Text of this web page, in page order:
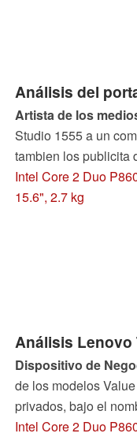
Análisis del
Artista de los
Studio 1555 a un
tambien los publicita
precio de ganga,
sin embargo. Pero si
Intel Core 2 Duo
15.6", 2.7 kg
Análisis Lenovo
Dispositivo de
de los modelos
privados, bajo el
encontrados en uso
Intel Core 2 Duo